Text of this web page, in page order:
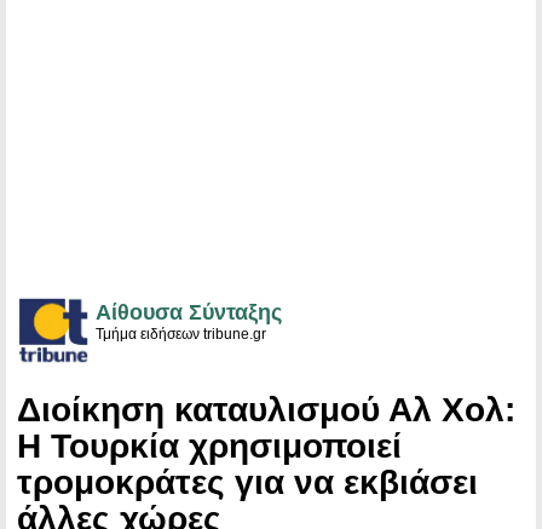
Αίθουσα Σύνταξης
Τμήμα ειδήσεων tribune.gr
Διοίκηση καταυλισμού Αλ Χολ:
Η Τουρκία χρησιμοποιεί
τρομοκράτες για να εκβιάσει
άλλες χώρες